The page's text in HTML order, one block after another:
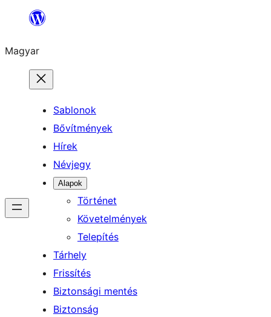
Ugrás
tartalomhoz
Magyar
Sablonok
Bővítmények
Hírek
Névjegy
Alapok
Történet
Követelmények
Telepítés
Tárhely
Frissítés
Biztonsági mentés
Biztonság